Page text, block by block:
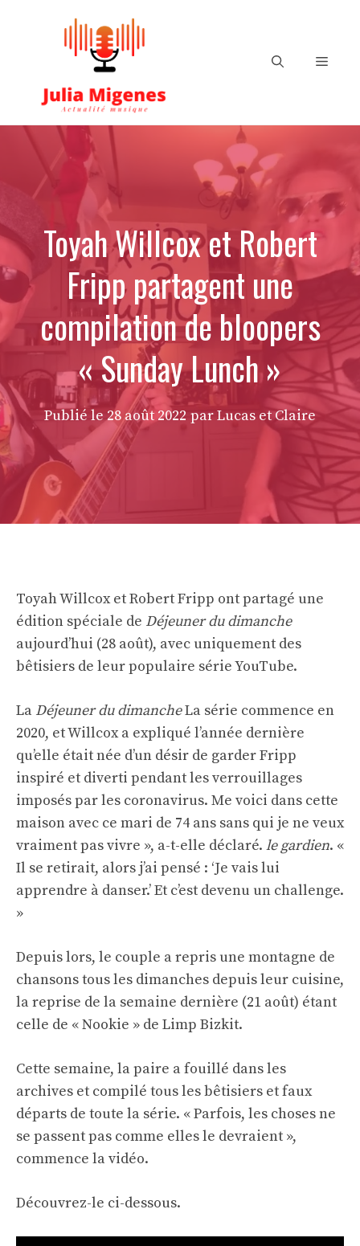
Menu
Toyah Willcox et Robert
Fripp partagent une
compilation de bloopers
« Sunday Lunch »
Publié le28 août 2022 par Lucas et Claire
Toyah Willcox et Robert Fripp ont partagé une
édition spéciale de Déjeuner du dimanche
aujourd’hui (28 août), avec uniquement des
bêtisiers de leur populaire série YouTube.
La Déjeuner du dimancheLa série commence en
2020, et Willcox a expliqué l’année dernière
qu’elle était née d’un désir de garder Fripp
inspiré et diverti pendant les verrouillages
imposés par les coronavirus. Me voici dans cette
maison avec ce mari de 74 ans sans qui je ne veux
vraiment pas vivre », a-t-elle déclaré. le gardien. «
Il se retirait, alors j’ai pensé : ‘Je vais lui
apprendre à danser.’ Et c’est devenu un challenge.
»
Depuis lors, le couple a repris une montagne de
chansons tous les dimanches depuis leur cuisine,
la reprise de la semaine dernière (21 août) étant
celle de « Nookie » de Limp Bizkit.
Cette semaine, la paire a fouillé dans les
archives et compilé tous les bêtisiers et faux
départs de toute la série. « Parfois, les choses ne
se passent pas comme elles le devraient »,
commence la vidéo.
Découvrez-le ci-dessous.